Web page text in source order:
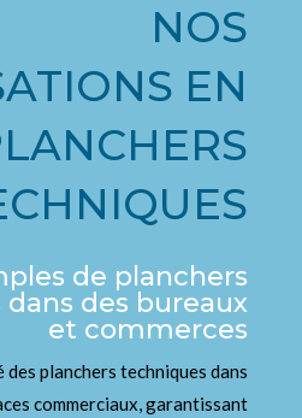
NOS
EN
de planchers
des bureaux
et commerces
planchers techniques dans
commerciaux, garantissant